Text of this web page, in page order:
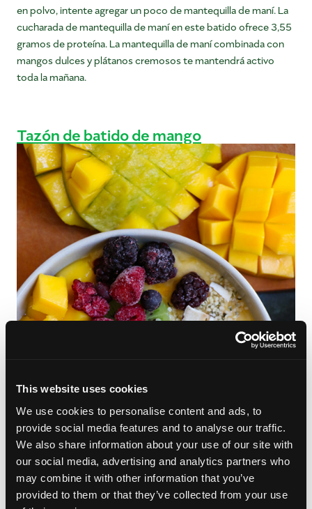
This website uses cookies
We use cookies to personalise content and ads, to
provide social media features and to analyse our traffic.
We also share information about your use of our site with
our social media, advertising and analytics partners who
may combine it with other information that you’ve
provided to them or that they’ve collected from your use
en polvo, intente agregar un poco de mantequilla de maní. La
cucharada de mantequilla de maní en este batido ofrece 3,55
gramos de proteína. La mantequilla de maní combinada con
mangos dulces y plátanos cremosos te mantendrá activo
toda la mañana.
Tazón de batido de mango